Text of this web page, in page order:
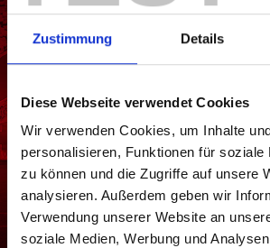
Zustimmung Details
Diese Webseite verwendet Cookies
Wir verwenden Cookies, um Inhalte
personalisieren, Funktionen für soziale
zu können und die Zugriffe auf unsere
analysieren. Außerdem geben wir
Verwendung unserer Website an
soziale Medien, Werbung und
Fanshop
Melde dich jetzt an und bleibe
Verpasse nie wieder exklusive
Online Specials
Erfahre als erstes von exklusiven
Sonderverkäufen
Nehme an unseren
attraktiven Preisen teil